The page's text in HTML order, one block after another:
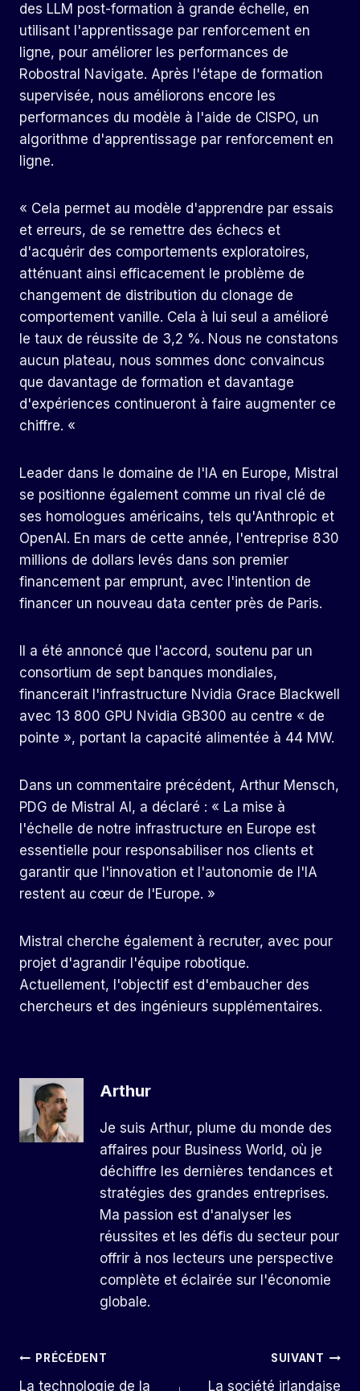
des LLM post-formation à grande échelle, en
utilisant l'apprentissage par renforcement en
ligne, pour améliorer les performances de
Robostral Navigate. Après l'étape de formation
supervisée, nous améliorons encore les
performances du modèle à l'aide de CISPO, un
algorithme d'apprentissage par renforcement en
ligne.
« Cela permet au modèle d'apprendre par essais
et erreurs, de se remettre des échecs et
d'acquérir des comportements exploratoires,
atténuant ainsi efficacement le problème de
changement de distribution du clonage de
comportement vanille. Cela à lui seul a amélioré
le taux de réussite de 3,2 %. Nous ne constatons
aucun plateau, nous sommes donc convaincus
que davantage de formation et davantage
d'expériences continueront à faire augmenter ce
chiffre. «
Leader dans le domaine de l'IA en Europe, Mistral
se positionne également comme un rival clé de
ses homologues américains, tels qu'Anthropic et
OpenAI. En mars de cette année, l'entreprise 830
millions de dollars levés dans son premier
financement par emprunt, avec l'intention de
financer un nouveau data center près de Paris.
Il a été annoncé que l'accord, soutenu par un
consortium de sept banques mondiales,
financerait l'infrastructure Nvidia Grace Blackwell
avec 13 800 GPU Nvidia GB300 au centre « de
pointe », portant la capacité alimentée à 44 MW.
Dans un commentaire précédent, Arthur Mensch,
PDG de Mistral AI, a déclaré : « La mise à
l'échelle de notre infrastructure en Europe est
essentielle pour responsabiliser nos clients et
garantir que l'innovation et l'autonomie de l'IA
restent au cœur de l'Europe. »
Mistral cherche également à recruter, avec pour
projet d'agrandir l'équipe robotique.
Actuellement, l'objectif est d'embaucher des
chercheurs et des ingénieurs supplémentaires.
Arthur
Je suis Arthur, plume du monde des
affaires pour Business World, où je
déchiffre les dernières tendances et
stratégies des grandes entreprises.
Ma passion est d'analyser les
réussites et les défis du secteur pour
offrir à nos lecteurs une perspective
complète et éclairée sur l'économie
globale.
Navigation
PRÉCÉDENT
La technologie de la
SUIVANT
La société irlandaise